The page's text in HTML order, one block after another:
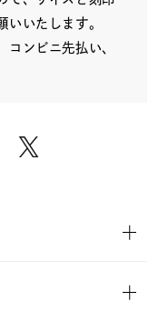
いいたします。
ンビニ先払い、